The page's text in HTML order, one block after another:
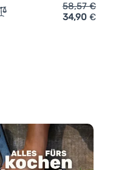
Talas 195' hinzufügen
Zum Vergleich
58,57€
34,90 €